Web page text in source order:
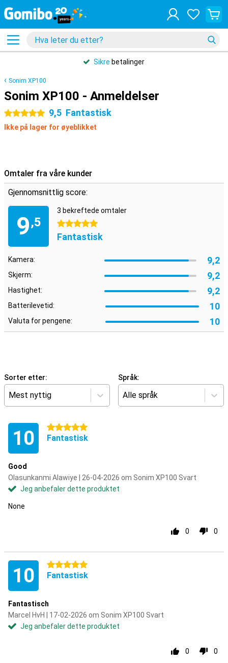
Sikre betalinger
Sonim XP100
Sonim XP100 - Anmeldelser
5 stjerner 9,5 Fantastisk
Ikke på lager for øyeblikket
Omtaler fra våre kunder
Gjennomsnittlig score:
9,5
3 bekreftede omtaler
5 stjerner
Fantastisk
Kamera: 9,2
Skjerm: 9,2
Hastighet: 9,2
Batterilevetid: 10
Valuta for pengene: 10
Sorter etter:
Mest nyttig
Språk:
Alle språk
10 5 stjerner
Fantastisk
Good
Olasunkanmi Alawiye | 26-04-2026 om Sonim XP100 Svart
Jeg anbefaler dette produktet
None
0 0
10 5 stjerner
Fantastisk
Fantastisch
Marcel HvH | 17-02-2026 om Sonim XP100 Svart
Jeg anbefaler dette produktet
0 0